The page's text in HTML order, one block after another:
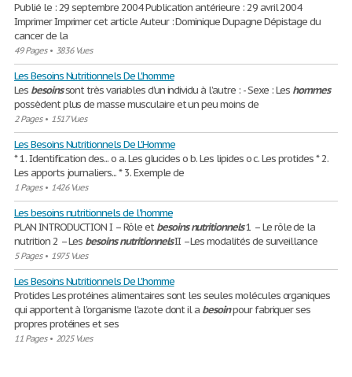
Publié le : 29 septembre 2004 Publication antérieure : 29 avril 2004
Imprimer Imprimer cet article Auteur : Dominique Dupagne Dépistage du
cancer de la
49 Pages• 3836 Vues
Les Besoins Nutritionnels De L'homme
Les besoinssont très variables d’un individu à l’autre : - Sexe : Les hommes
possèdent plus de masse musculaire et un peu moins de
2 Pages• 1517 Vues
Les Besoins Nutritionnels De L'Homme
* 1. Identification des... o a. Les glucides o b. Les lipides o c. Les protides * 2.
Les apports journaliers... * 3. Exemple de
1 Pages• 1426 Vues
Les besoins nutritionnels de l'homme
PLAN INTRODUCTION I – Rôle etbesoins nutritionnels1 – Le rôle de la
nutrition 2 – Les besoins nutritionnelsII –Les modalités de surveillance
5 Pages• 1975 Vues
Les Besoins Nutritionnels De L'homme
Protides Les protéines alimentaires sont les seules molécules organiques
qui apportent à l'organisme l'azote dont il a besoinpour fabriquer ses
propres protéines et ses
11 Pages• 2025 Vues